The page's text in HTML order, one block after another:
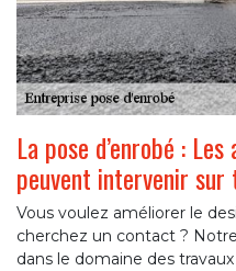
La pose d’enrobé :
peuvent intervenir
Vous voulez améliorer le
cherchez un contact ?
dans le domaine des